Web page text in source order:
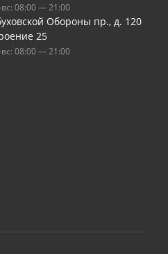
08:00 — 21:00
Обороны пр., д. 120
25
08:00 — 21:00